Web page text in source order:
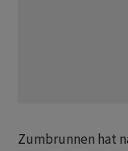
Zumbrunnen hat